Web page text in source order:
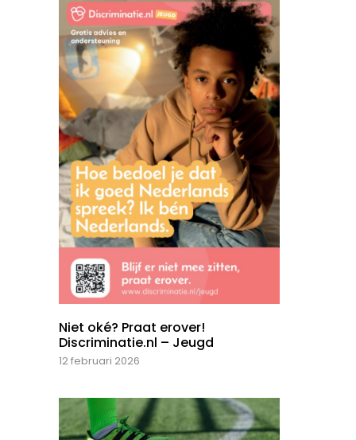
Niet oké? Praat erover!
Discriminatie.nl – Jeugd
12 februari 2026